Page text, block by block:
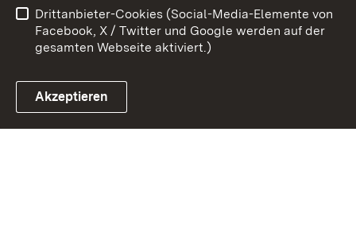
Link zum Landesportal
Cookies
Drittanbieter-Cookies (Social-Media-Elemente von
Facebook, X / Twitter und Google werden auf der
gesamten Webseite aktiviert.)
Akzeptieren